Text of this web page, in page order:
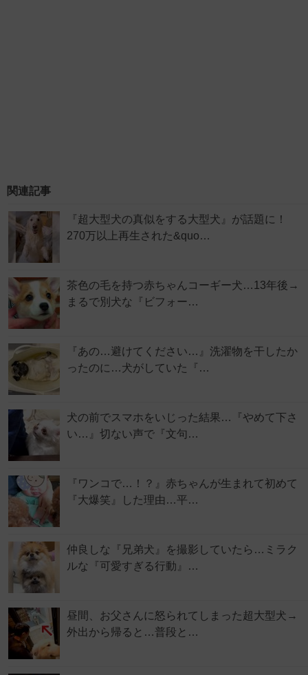
関連記事
『超大型犬の真似をする大型犬』が話題に！
270万以上再生された&quo…
茶色の毛を持つ赤ちゃんコーギー犬…13年後→
まるで別犬な『ビフォー…
『あの…避けてください…』洗濯物を干したか
ったのに…犬がしていた『…
犬の前でスマホをいじった結果…『やめて下さ
い…』切ない声で『文句…
『ワンコで…！？』赤ちゃんが生まれて初めて
『大爆笑』した理由…平…
仲良しな『兄弟犬』を撮影していたら…ミラク
ルな『可愛すぎる行動』…
昼間、お父さんに怒られてしまった超大型犬→
外出から帰ると…普段と…